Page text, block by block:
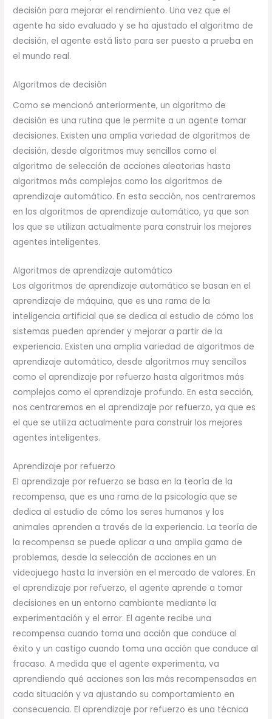
decisión para mejorar el rendimiento. Una vez que el
agente ha sido evaluado y se ha ajustado el algoritmo de
decisión, el agente está listo para ser puesto a prueba en
el mundo real.
Algoritmos de decisión
Como se mencionó anteriormente, un algoritmo de
decisión es una rutina que le permite a un agente tomar
decisiones. Existen una amplia variedad de algoritmos de
decisión, desde algoritmos muy sencillos como el
algoritmo de selección de acciones aleatorias hasta
algoritmos más complejos como los algoritmos de
aprendizaje automático. En esta sección, nos centraremos
en los algoritmos de aprendizaje automático, ya que son
los que se utilizan actualmente para construir los mejores
agentes inteligentes.
Algoritmos de aprendizaje automático
Los algoritmos de aprendizaje automático se basan en el
aprendizaje de máquina, que es una rama de la
inteligencia artificial que se dedica al estudio de cómo los
sistemas pueden aprender y mejorar a partir de la
experiencia. Existen una amplia variedad de algoritmos de
aprendizaje automático, desde algoritmos muy sencillos
como el aprendizaje por refuerzo hasta algoritmos más
complejos como el aprendizaje profundo. En esta sección,
nos centraremos en el aprendizaje por refuerzo, ya que es
el que se utiliza actualmente para construir los mejores
agentes inteligentes.
Aprendizaje por refuerzo
El aprendizaje por refuerzo se basa en la teoría de la
recompensa, que es una rama de la psicología que se
dedica al estudio de cómo los seres humanos y los
animales aprenden a través de la experiencia. La teoría de
la recompensa se puede aplicar a una amplia gama de
problemas, desde la selección de acciones en un
videojuego hasta la inversión en el mercado de valores. En
el aprendizaje por refuerzo, el agente aprende a tomar
decisiones en un entorno cambiante mediante la
experimentación y el error. El agente recibe una
recompensa cuando toma una acción que conduce al
éxito y un castigo cuando toma una acción que conduce al
fracaso. A medida que el agente experimenta, va
aprendiendo qué acciones son las más recompensadas en
cada situación y va ajustando su comportamiento en
consecuencia. El aprendizaje por refuerzo es una técnica